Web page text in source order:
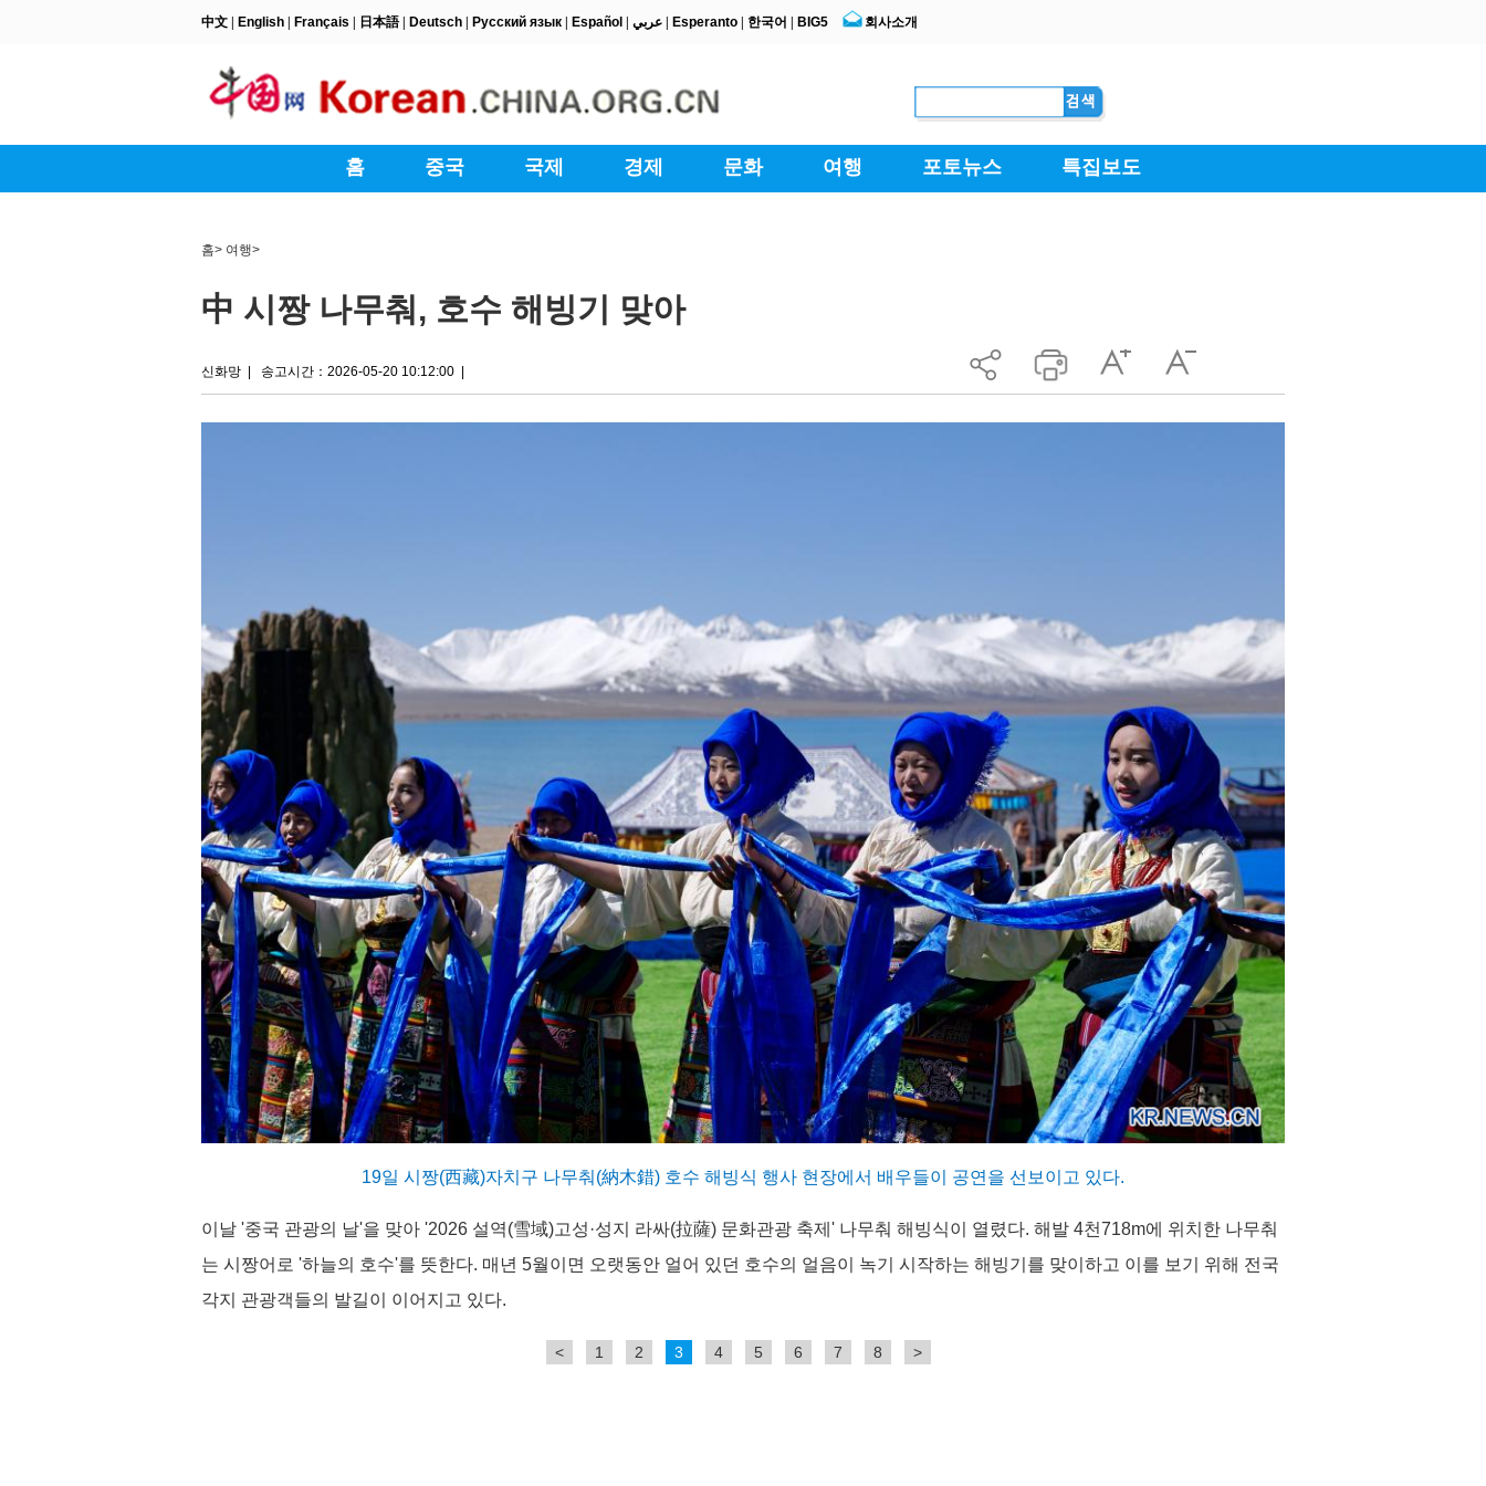
홈> 여행>
中 시짱 나무춰, 호수 해빙기 맞아
신화망 송고시간：2026-05-20 10:12:00
19일 시짱(西藏)자치구 나무춰(納木錯) 호수 해빙식 행사 현장에서 배우들이 공연을 선보이고 있다.
이날 '중국 관광의 날'을 맞아 '2026 설역(雪域)고성·성지 라싸(拉薩) 문화관광 축제' 나무춰 해빙식이 열렸다. 해발 4천718m에 위치한 나무춰
는 시짱어로 '하늘의 호수'를 뜻한다. 매년 5월이면 오랫동안 얼어 있던 호수의 얼음이 녹기 시작하는 해빙기를 맞이하고 이를 보기 위해 전국
각지 관광객들의 발길이 이어지고 있다.
< 1 2 3 4 5 6 7 8 >